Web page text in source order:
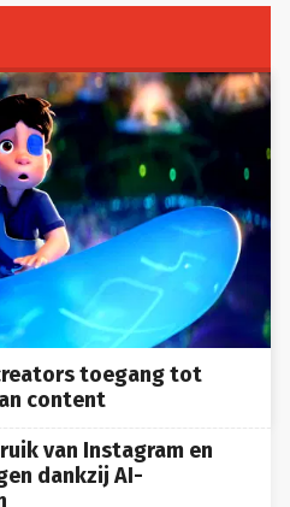
toegang tot
content
van Instagram en
dankzij AI-